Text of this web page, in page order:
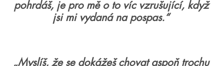
pohrdáš, je pro mě o to víc vzrušující, když
jsi mi vydaná na pospas.“
„Myslíš, že se dokážeš chovat aspoň trochu